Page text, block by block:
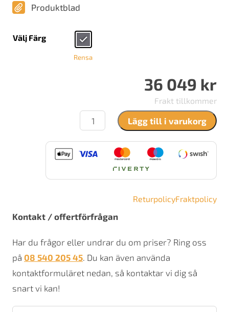
Produktblad
Välj Färg
Rensa
36 049 kr
Frakt tillkommer
Lotus
Liva
Täljsten
mängd
Lägg till i varukorg
ReturpolicyFraktpolicy
Kontakt / offertförfrågan
Har du frågor eller undrar du om priser? Ring oss
på 08 540 205 45. Du kan även använda
kontaktformuläret nedan, så kontaktar vi dig så
snart vi kan!